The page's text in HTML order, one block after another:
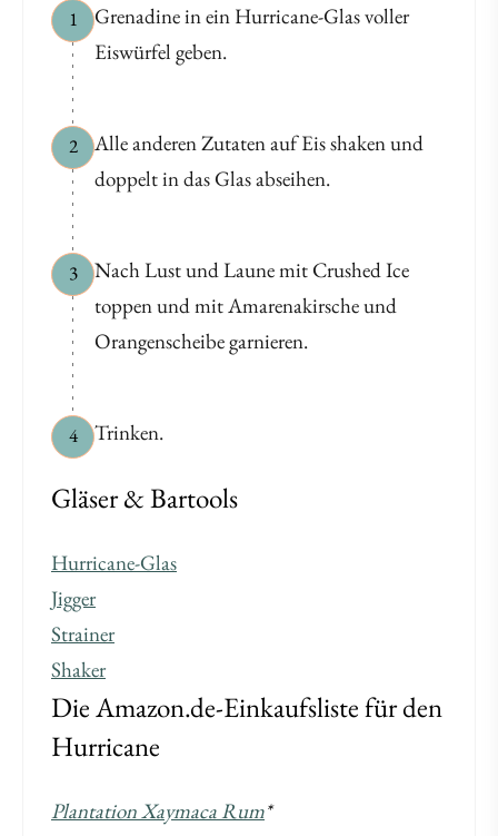
1
Grenadine in ein Hurricane-Glas voller
Eiswürfel geben.
2
Alle anderen Zutaten auf Eis shaken und
doppelt in das Glas abseihen.
3
Nach Lust und Laune mit Crushed Ice
toppen und mit Amarenakirsche und
Orangenscheibe garnieren.
4 Trinken.
Gläser & Bartools
Hurricane-Glas
Jigger
Strainer
Shaker
Die Amazon.de-Einkaufsliste für den
Hurricane
Plantation Xaymaca Rum*